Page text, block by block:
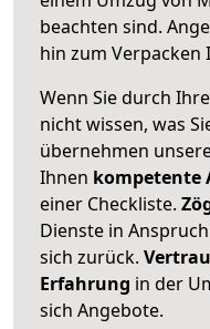
beachten sind.
hin zum Verpacken
Wenn Sie durch
nicht wissen, was
übernehmen
Ihnen kompetente
einer Checkliste.
Dienste in
sich zurück.
Erfahrung in der
sich Angebote.